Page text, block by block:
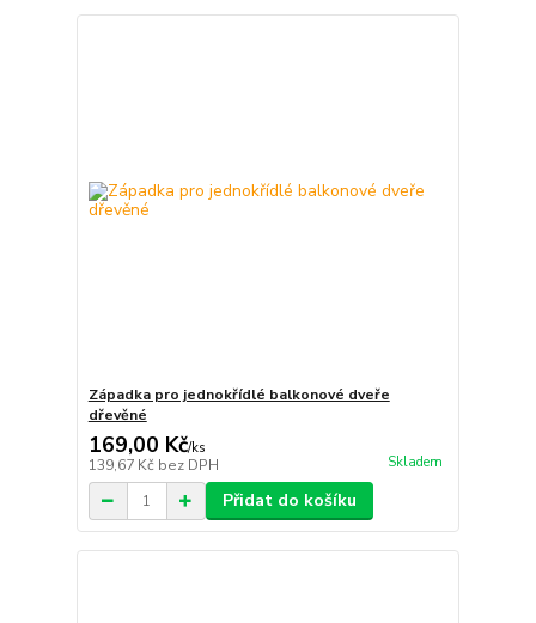
Západka pro jednokřídlé balkonové dveře
dřevěné
169,00 Kč/ks
139,67 Kč bez DPH Skladem
Přidat do košíku